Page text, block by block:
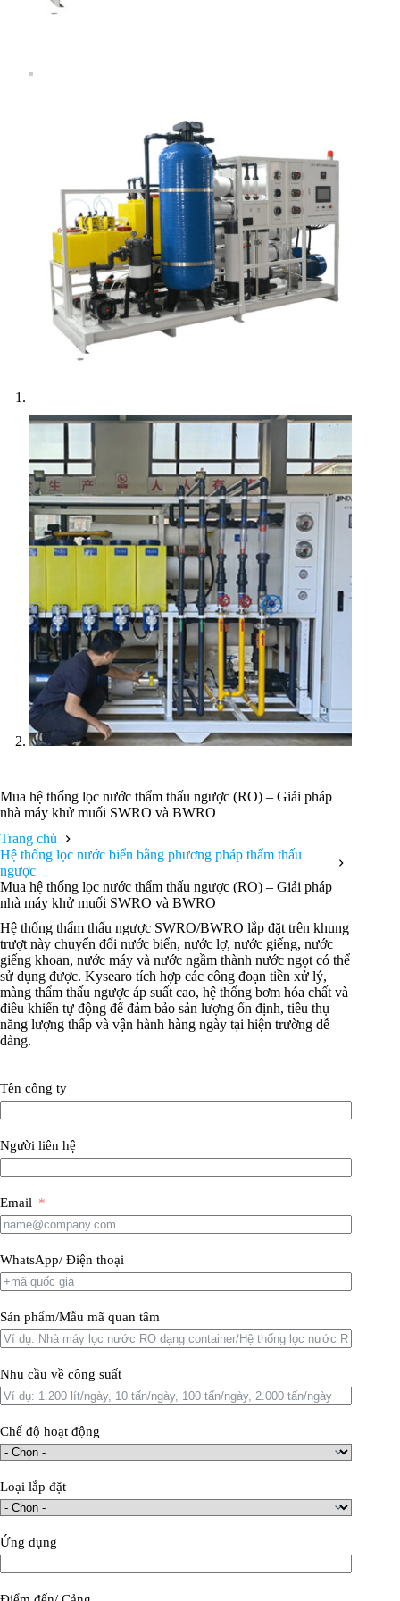
Mua hệ thống lọc nước thẩm thấu ngược (RO) – Giải pháp
nhà máy khử muối SWRO và BWRO
Trang chủ
Hệ thống lọc nước biển bằng phương pháp thẩm thấu
ngược
Mua hệ thống lọc nước thẩm thấu ngược (RO) – Giải pháp
nhà máy khử muối SWRO và BWRO
Hệ thống thẩm thấu ngược SWRO/BWRO lắp đặt trên khung
trượt này chuyển đổi nước biển, nước lợ, nước giếng, nước
giếng khoan, nước máy và nước ngầm thành nước ngọt có thể
sử dụng được. Kysearo tích hợp các công đoạn tiền xử lý,
màng thẩm thấu ngược áp suất cao, hệ thống bơm hóa chất và
điều khiển tự động để đảm bảo sản lượng ổn định, tiêu thụ
năng lượng thấp và vận hành hàng ngày tại hiện trường dễ
dàng.
Tên công ty
Người liên hệ
Email
WhatsApp/ Điện thoại
Sản phẩm/Mẫu mã quan tâm
Nhu cầu về công suất
Chế độ hoạt động
Loại lắp đặt
Ứng dụng